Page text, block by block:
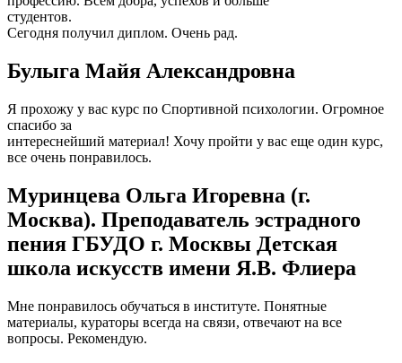
студентов.
Сегодня получил диплом. Очень рад.
Булыга Майя Александровна
Я прохожу у вас курс по Спортивной психологии. Огромное
спасибо за
интереснейший материал! Хочу пройти у вас еще один курс,
все очень понравилось.
Муринцева Ольга Игоревна (г.
Москва). Преподаватель эстрадного
пения ГБУДО г. Москвы Детская
школа искусств имени Я.В. Флиера
Мне понравилось обучаться в институте. Понятные
материалы, кураторы всегда на связи, отвечают на все
вопросы. Рекомендую.